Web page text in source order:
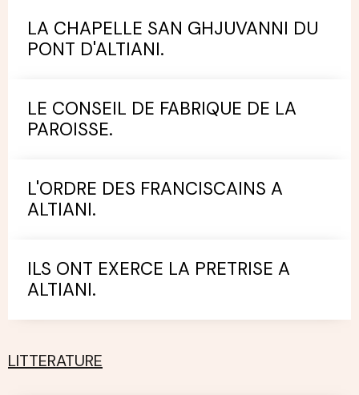
LA CHAPELLE SAN GHJUVANNI DU
PONT D'ALTIANI.
LE CONSEIL DE FABRIQUE DE LA
PAROISSE.
L'ORDRE DES FRANCISCAINS A
ALTIANI.
ILS ONT EXERCE LA PRETRISE A
ALTIANI.
LITTERATURE